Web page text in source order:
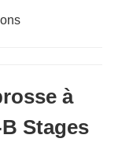
à
Stages